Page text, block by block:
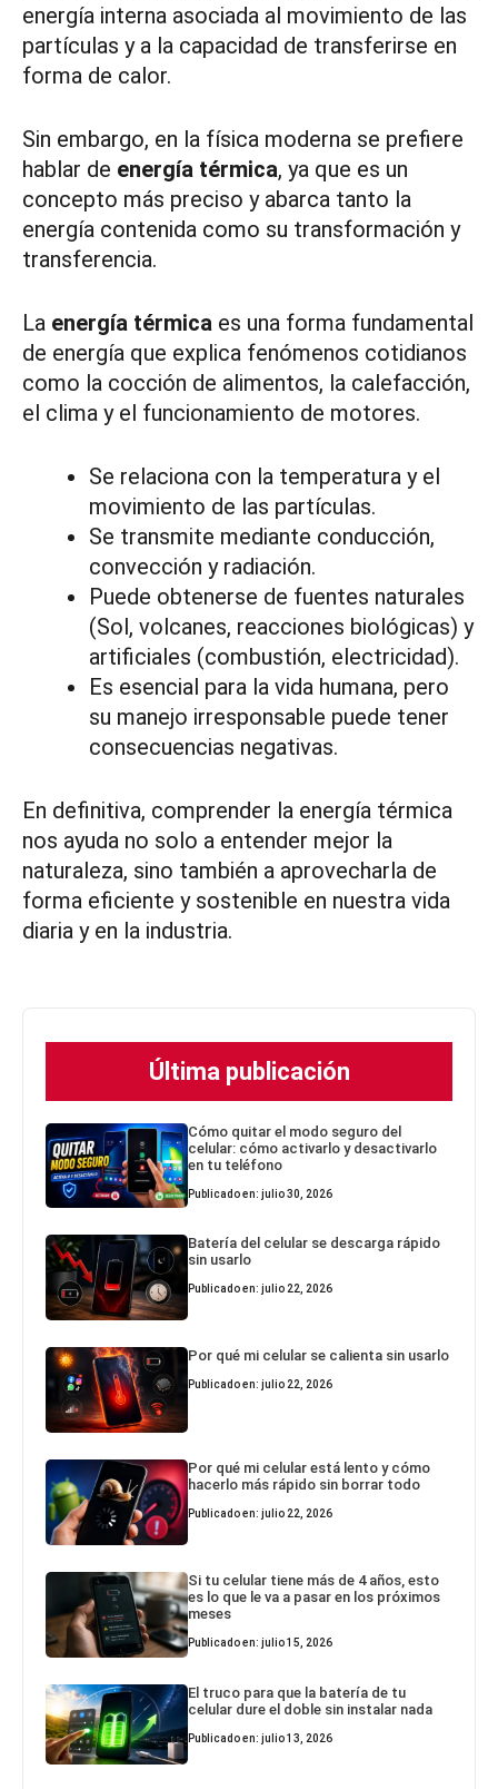
energía interna asociada al movimiento de las
partículas y a la capacidad de transferirse en
forma de calor.
Sin embargo, en la física moderna se prefiere
hablar de energía térmica, ya que es un
concepto más preciso y abarca tanto la
energía contenida como su transformación y
transferencia.
La energía térmica es una forma fundamental
de energía que explica fenómenos cotidianos
como la cocción de alimentos, la calefacción,
el clima y el funcionamiento de motores.
Se relaciona con la temperatura y el
movimiento de las partículas.
Se transmite mediante conducción,
convección y radiación.
Puede obtenerse de fuentes naturales
(Sol, volcanes, reacciones biológicas) y
artificiales (combustión, electricidad).
Es esencial para la vida humana, pero
su manejo irresponsable puede tener
consecuencias negativas.
En definitiva, comprender la energía térmica
nos ayuda no solo a entender mejor la
naturaleza, sino también a aprovecharla de
forma eficiente y sostenible en nuestra vida
diaria y en la industria.
Última publicación
Cómo quitar el modo seguro del
celular: cómo activarlo y desactivarlo
en tu teléfono
Publicado en: julio 30, 2026
Batería del celular se descarga rápido
sin usarlo
Publicado en: julio 22, 2026
Por qué mi celular se calienta sin usarlo
Publicado en: julio 22, 2026
Por qué mi celular está lento y cómo
hacerlo más rápido sin borrar todo
Publicado en: julio 22, 2026
Si tu celular tiene más de 4 años, esto
es lo que le va a pasar en los próximos
meses
Publicado en: julio 15, 2026
El truco para que la batería de tu
celular dure el doble sin instalar nada
Publicado en: julio 13, 2026